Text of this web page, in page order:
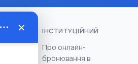
ІНСТИТУЦІЙНИЙ
Про онлайн-
бронювання в
×